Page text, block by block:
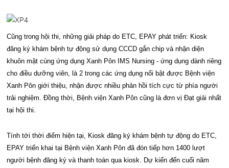
Cũng trong hội thi, những giải pháp do ETC, EPAY phát triển: Kiosk
đăng ký khám bệnh tự động sử dụng CCCD gắn chip và nhận diện
khuôn mặt cùng ứng dụng Xanh Pôn IMS Nursing - ứng dụng dành riêng
cho điều dưỡng viên, là 2 trong các ứng dụng nổi bật được Bệnh viện
Xanh Pôn giới thiệu, nhận được nhiều phản hồi tích cực từ phía người
trải nghiệm. Đồng thời, Bệnh viện Xanh Pôn cũng là đơn vị Đạt giải nhất
tại hội thi.
Tính tới thời điểm hiện tại, Kiosk đăng ký khám bệnh tự động do ETC,
EPAY triển khai tại Bệnh viện Xanh Pôn đã đón tiếp hơn 1400 lượt
người bệnh đăng ký và thanh toán qua kiosk. Dự kiến đến cuối năm